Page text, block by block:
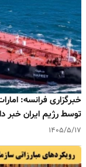
خبرگزاری فرانسه:
توسط رژیم ایران خبر
۱۴۰۵/۵/۱۷